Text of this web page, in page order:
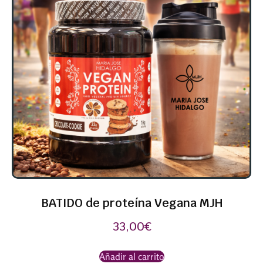
BATIDO de proteína Vegana MJH
33,00€
Añadir al carrito